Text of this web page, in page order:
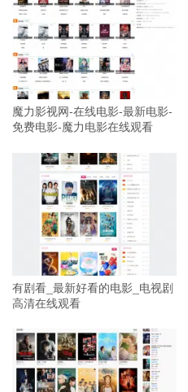
魔力影视网-在线电影-最新电影-
免费电影-魔力电影在线观看
有剧看_最新好看的电影_电视剧
高清在线观看